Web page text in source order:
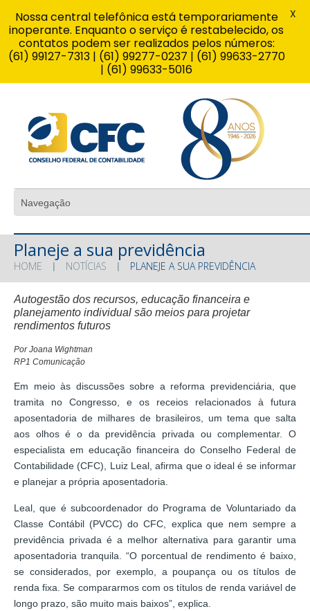
Planeje a sua previdência
HOME NOTÍCIAS PLANEJE A SUA PREVIDÊNCIA
Autogestão dos recursos, educação financeira e
planejamento individual são meios para projetar
rendimentos futuros
Por Joana Wightman
RP1 Comunicação
Em meio às discussões sobre a reforma previdenciária, que
tramita no Congresso, e os receios relacionados à futura
aposentadoria de milhares de brasileiros, um tema que salta
aos olhos é o da previdência privada ou complementar. O
especialista em educação financeira do Conselho Federal de
Contabilidade (CFC), Luiz Leal, afirma que o ideal é se informar
e planejar a própria aposentadoria.
Leal, que é subcoordenador do Programa de Voluntariado da
Classe Contábil (PVCC) do CFC, explica que nem sempre a
previdência privada é a melhor alternativa para garantir uma
aposentadoria tranquila. “O porcentual de rendimento é baixo,
se considerados, por exemplo, a poupança ou os títulos de
renda fixa. Se compararmos com os títulos de renda variável de
longo prazo, são muito mais baixos”, explica.
Nossa central telefônica está temporariamente
inoperante. Enquanto o serviço é restabelecido, os
contatos podem ser realizados pelos números:
(61) 99127-7313 | (61) 99277-0237 | (61) 99633-2770
| (61) 99633-5016
X